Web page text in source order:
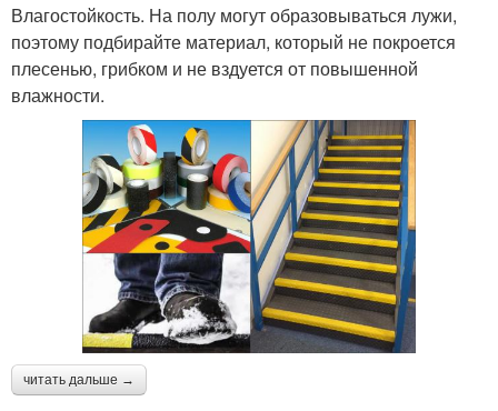
Влагостойкость. На полу могут образовываться лужи,
поэтому подбирайте материал, который не покроется
плесенью, грибком и не вздуется от повышенной
влажности.
читать дальше →